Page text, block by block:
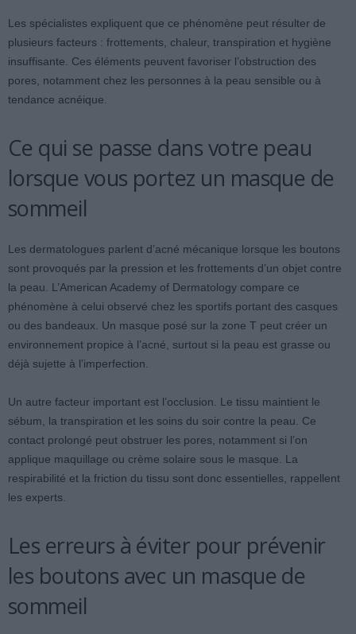
Les spécialistes expliquent que ce phénomène peut résulter de
plusieurs facteurs : frottements, chaleur, transpiration et hygiène
insuffisante. Ces éléments peuvent favoriser l’obstruction des
pores, notamment chez les personnes à la peau sensible ou à
tendance acnéique.
Ce qui se passe dans votre peau
lorsque vous portez un masque de
sommeil
Les dermatologues parlent d’acné mécanique lorsque les boutons
sont provoqués par la pression et les frottements d’un objet contre
la peau. L’American Academy of Dermatology compare ce
phénomène à celui observé chez les sportifs portant des casques
ou des bandeaux. Un masque posé sur la zone T peut créer un
environnement propice à l’acné, surtout si la peau est grasse ou
déjà sujette à l’imperfection.
Un autre facteur important est l’occlusion. Le tissu maintient le
sébum, la transpiration et les soins du soir contre la peau. Ce
contact prolongé peut obstruer les pores, notamment si l’on
applique maquillage ou crème solaire sous le masque. La
respirabilité et la friction du tissu sont donc essentielles, rappellent
les experts.
Les erreurs à éviter pour prévenir
les boutons avec un masque de
sommeil